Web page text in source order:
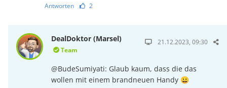
Antworten 2
DealDoktor (Marsel)
Team
21.12.2023, 09:30
@BudeSumiyati: Glaub kaum, dass die das
wollen mit einem brandneuen Handy 😀